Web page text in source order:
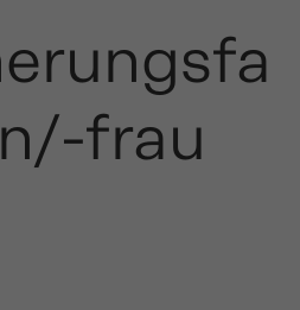
frau